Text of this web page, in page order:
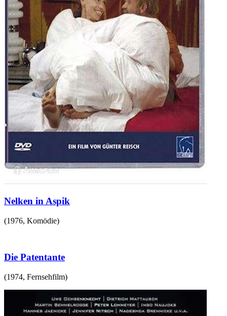
Nelken in Aspik
(1976, Komödie)
Die Patentante
(1974, Fernsehfilm)